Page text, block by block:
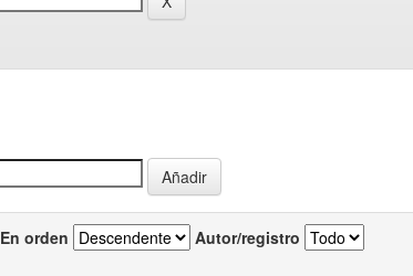
En orden Autor/registro